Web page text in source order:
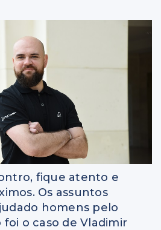
fique atento e
Os assuntos
homens pelo
foi o caso de Vladimir